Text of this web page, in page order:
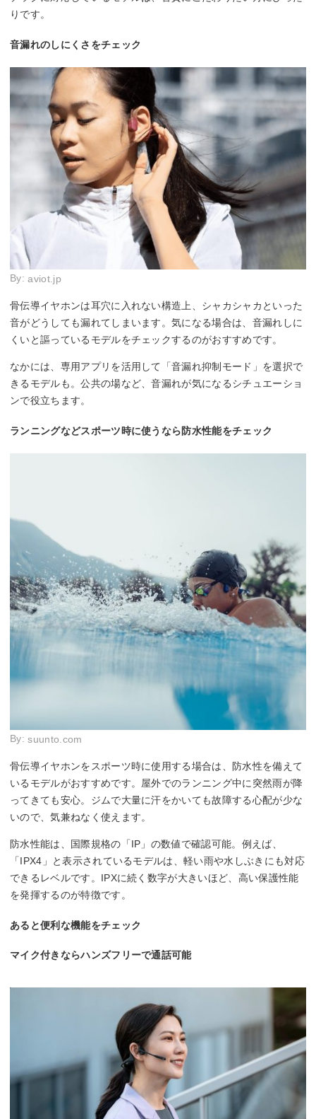
りです。
音漏れのしにくさをチェック
By:aviot.jp
骨伝導イヤホンは耳穴に入れない構造上、シャカシャカといった
音がどうしても漏れてしまいます。気になる場合は、音漏れしに
くいと謳っているモデルをチェックするのがおすすめです。
なかには、専用アプリを活用して「音漏れ抑制モード」を選択で
きるモデルも。公共の場など、音漏れが気になるシチュエーショ
ンで役立ちます。
ランニングなどスポーツ時に使うなら防水性能をチェック
By: suunto.com
骨伝導イヤホンをスポーツ時に使用する場合は、防水性を備えて
いるモデルがおすすめです。屋外でのランニング中に突然雨が降
ってきても安心。ジムで大量に汗をかいても故障する心配が少な
いので、気兼ねなく使えます。
防水性能は、国際規格の「IP」の数値で確認可能。例えば、
「IPX4」と表示されているモデルは、軽い雨や水しぶきにも対応
できるレベルです。IPXに続く数字が大きいほど、高い保護性能
を発揮するのが特徴です。
あると便利な機能をチェック
マイク付きならハンズフリーで通話可能